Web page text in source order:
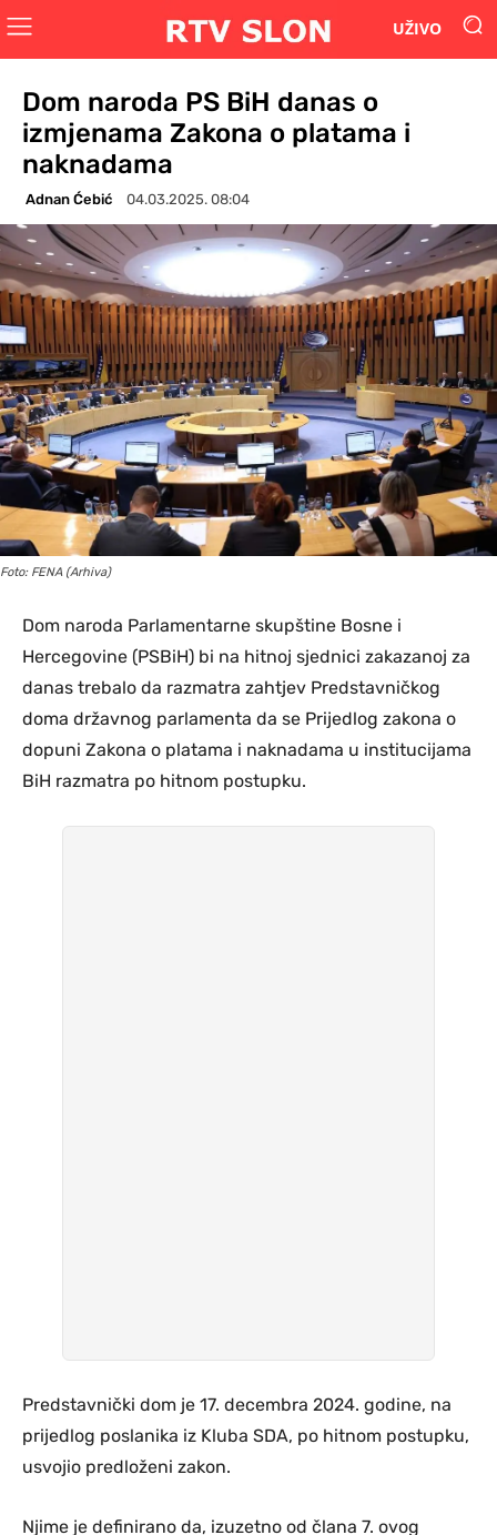
UŽIVO
Dom naroda PS BiH danas o
izmjenama Zakona o platama i
naknadama
Adnan Ćebić 04.03.2025. 08:04
Foto: FENA (Arhiva)
Dom naroda Parlamentarne skupštine Bosne i
Hercegovine (PSBiH) bi na hitnoj sjednici zakazanoj za
danas trebalo da razmatra zahtjev Predstavničkog
doma državnog parlamenta da se Prijedlog zakona o
dopuni Zakona o platama i naknadama u institucijama
BiH razmatra po hitnom postupku.
Predstavnički dom je 17. decembra 2024. godine, na
prijedlog poslanika iz Kluba SDA, po hitnom postupku,
usvojio predloženi zakon.
Njime je definirano da, izuzetno od člana 7. ovog